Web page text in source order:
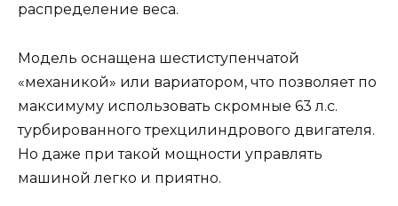
распределение веса.
Модель оснащена шестиступенчатой
«механикой» или вариатором, что позволяет по
максимуму использовать скромные 63 л.с.
турбированного трехцилиндрового двигателя.
Но даже при такой мощности управлять
машиной легко и приятно.